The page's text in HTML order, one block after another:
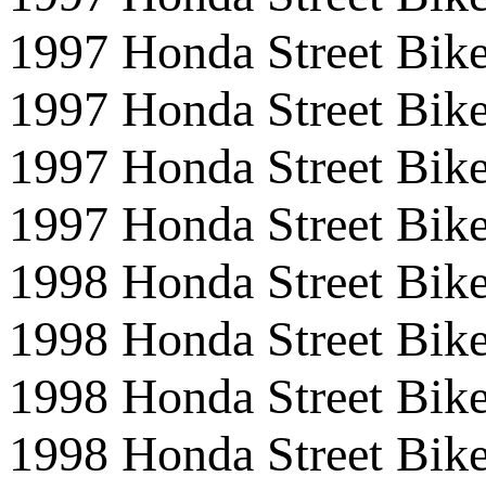
1997 Honda Street
1997 Honda Street
1997 Honda Street
1997 Honda Street
1998 Honda Street
1998 Honda Street
1998 Honda Street
1998 Honda Street